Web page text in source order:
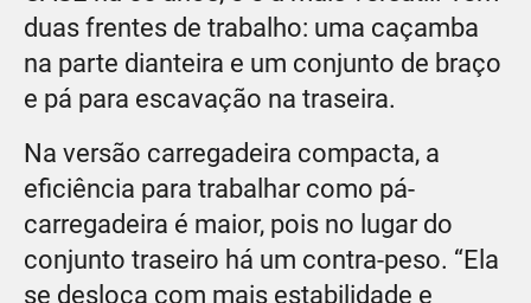
duas frentes de trabalho: uma caçamba
na parte dianteira e um conjunto de braço
e pá para escavação na traseira.
Na versão carregadeira compacta, a
eficiência para trabalhar como pá-
carregadeira é maior, pois no lugar do
conjunto traseiro há um contra-peso. “Ela
se desloca com mais estabilidade e